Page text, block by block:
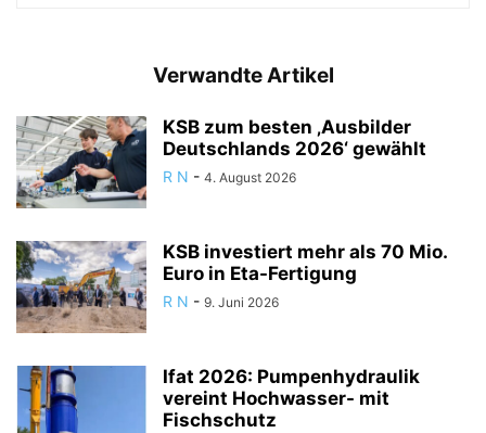
Verwandte Artikel
KSB zum besten ‚Ausbilder
Deutschlands 2026‘ gewählt
R N - 4. August 2026
KSB investiert mehr als 70 Mio.
Euro in Eta-Fertigung
R N - 9. Juni 2026
Ifat 2026: Pumpenhydraulik
vereint Hochwasser- mit
Fischschutz